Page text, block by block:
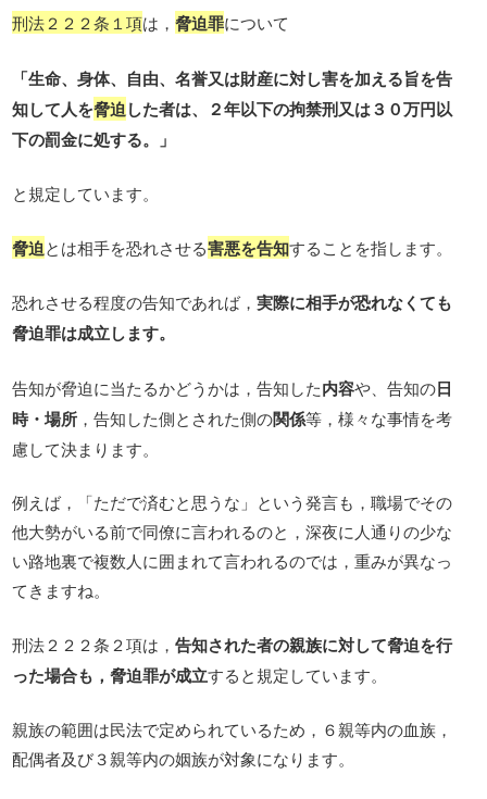
刑法２２２条１項は，脅迫罪について
「生命、身体、自由、名誉又は財産に対し害を加える旨を告
知して人を脅迫した者は、２年以下の拘禁刑又は３０万円以
下の罰金に処する。」
と規定しています。
脅迫とは相手を恐れさせる害悪を告知することを指します。
恐れさせる程度の告知であれば，実際に相手が恐れなくても
脅迫罪は成立します。
告知が脅迫に当たるかどうかは，告知した内容や、告知の日
時・場所 ，告知した側とされた側の関係等，様々な事情を考
慮して決まります。
例えば，「ただで済むと思うな」という発言も，職場でその
他大勢がいる前で同僚に言われるのと，深夜に人通りの少な
い路地裏で複数人に囲まれて言われるのでは，重みが異なっ
てきますね。
刑法２２２条２項は，告知された者の親族に対して脅迫を行
った場合も，脅迫罪が成立すると規定しています。
親族の範囲は民法で定められているため，６親等内の血族，
配偶者及び３親等内の姻族が対象になります。